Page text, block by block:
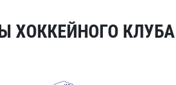
КЛУБА